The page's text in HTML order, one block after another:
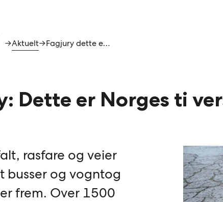
→Aktuelt→ Fagjury dette er norges ti verste fylkesveier
Dette er Norges ti
rasfare og veier
busser og vogntog
frem. Over 1500